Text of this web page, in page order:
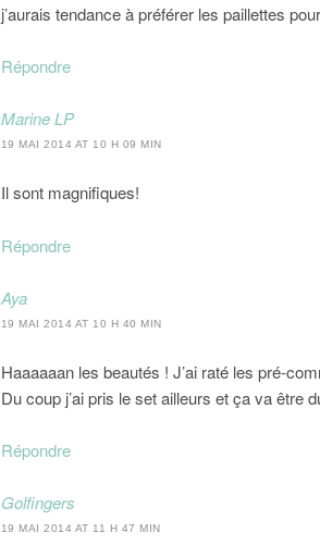
j’aurais tendance à préférer les paillettes
Répondre
Marine LP
19 MAI 2014 AT 10 H 09 MIN
Il sont magnifiques!
Répondre
Aya
19 MAI 2014 AT 10 H 40 MIN
Haaaaaan les beautés ! J’ai raté les pré-
Du coup j’ai pris le set ailleurs et ça va être
Répondre
Golfingers
19 MAI 2014 AT 11 H 47 MIN